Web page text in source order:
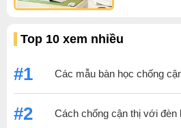
Top 10 xem nhiều
#1 Các mẫu bàn học chống
#2 Cách chống cận thị với đèn